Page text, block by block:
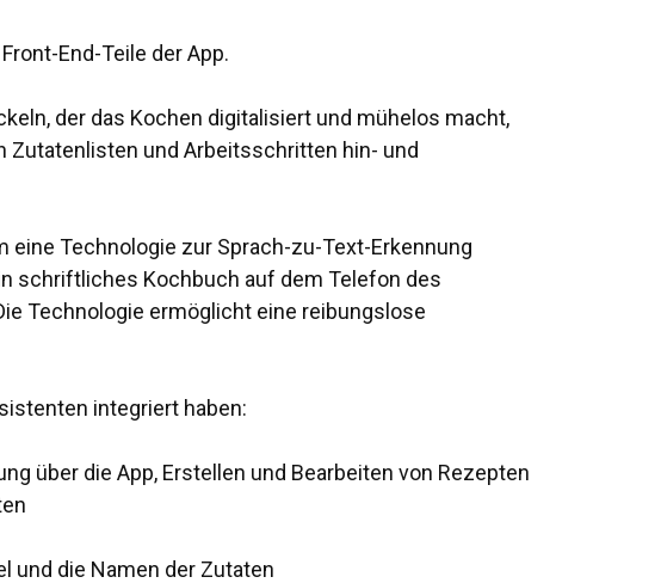
End-Teile der App.
der das Kochen digitalisiert und mühelos macht,
und Arbeitsschritten hin- und
eine Technologie zur Sprach-zu-Text-Erkennung
schriftliches Kochbuch auf dem Telefon des
Technologie ermöglicht eine reibungslose
integriert haben:
über die App, Erstellen und Bearbeiten von Rezepten
und die Namen der Zutaten